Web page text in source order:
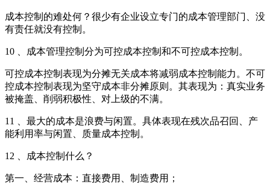
成本控制的难处何？很少有企业设立专门的成本管理部门、没
有责任就没有控制。
10 、成本管理控制分为可控成本控制和不可控成本控制。
可控成本控制表现为分摊无关成本将减弱成本控制能力。不可
控成本控制表现为坚守成本非分摊原则。其表现为：真实业务
被掩盖、削弱积极性、对上级的不满。
11 、最大的成本是浪费与闲置。具体表现在残次品召回、产
能利用率与闲置、质量成本控制。
12 、成本控制什么？
第一、经营成本：直接费用、制造费用；